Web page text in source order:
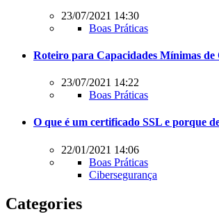
23/07/2021 14:30
Boas Práticas
Roteiro para Capacidades Mínimas de
23/07/2021 14:22
Boas Práticas
O que é um certificado SSL e porque
22/01/2021 14:06
Boas Práticas
Cibersegurança
Categories